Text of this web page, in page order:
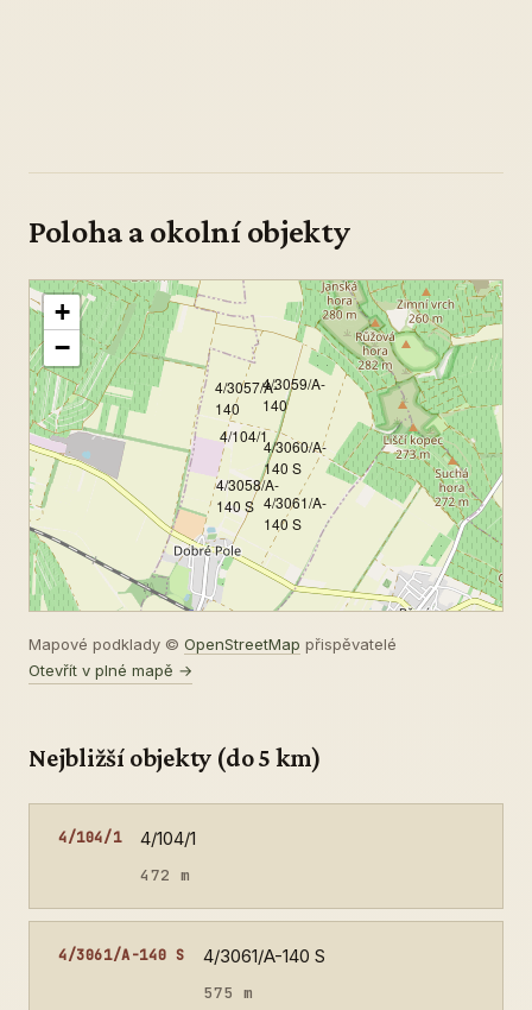
Poloha a okolní objekty
4/3060/A-
140 S
4/104/1
4/3061/A-
140 S
4/3058/A-
140 S
4/3059/A-
140
4/3057/A-
140
+
−
Mapové podklady © OpenStreetMap přispěvatelé
Otevřít v plné mapě →
Nejbližší objekty (do 5 km)
4/104/1 4/104/1
472 m
4/3061/A-140 S 4/3061/A-140 S
575 m